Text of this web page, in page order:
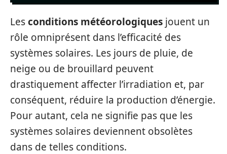
Lesconditions météorologiques jouent un
rôle omniprésent dans l’efficacité des
systèmes solaires. Les jours de pluie, de
neige ou de brouillard peuvent
drastiquement affecter l’irradiation et, par
conséquent, réduire la production d’énergie.
Pour autant, cela ne signifie pas que les
systèmes solaires deviennent obsolètes
dans de telles conditions.